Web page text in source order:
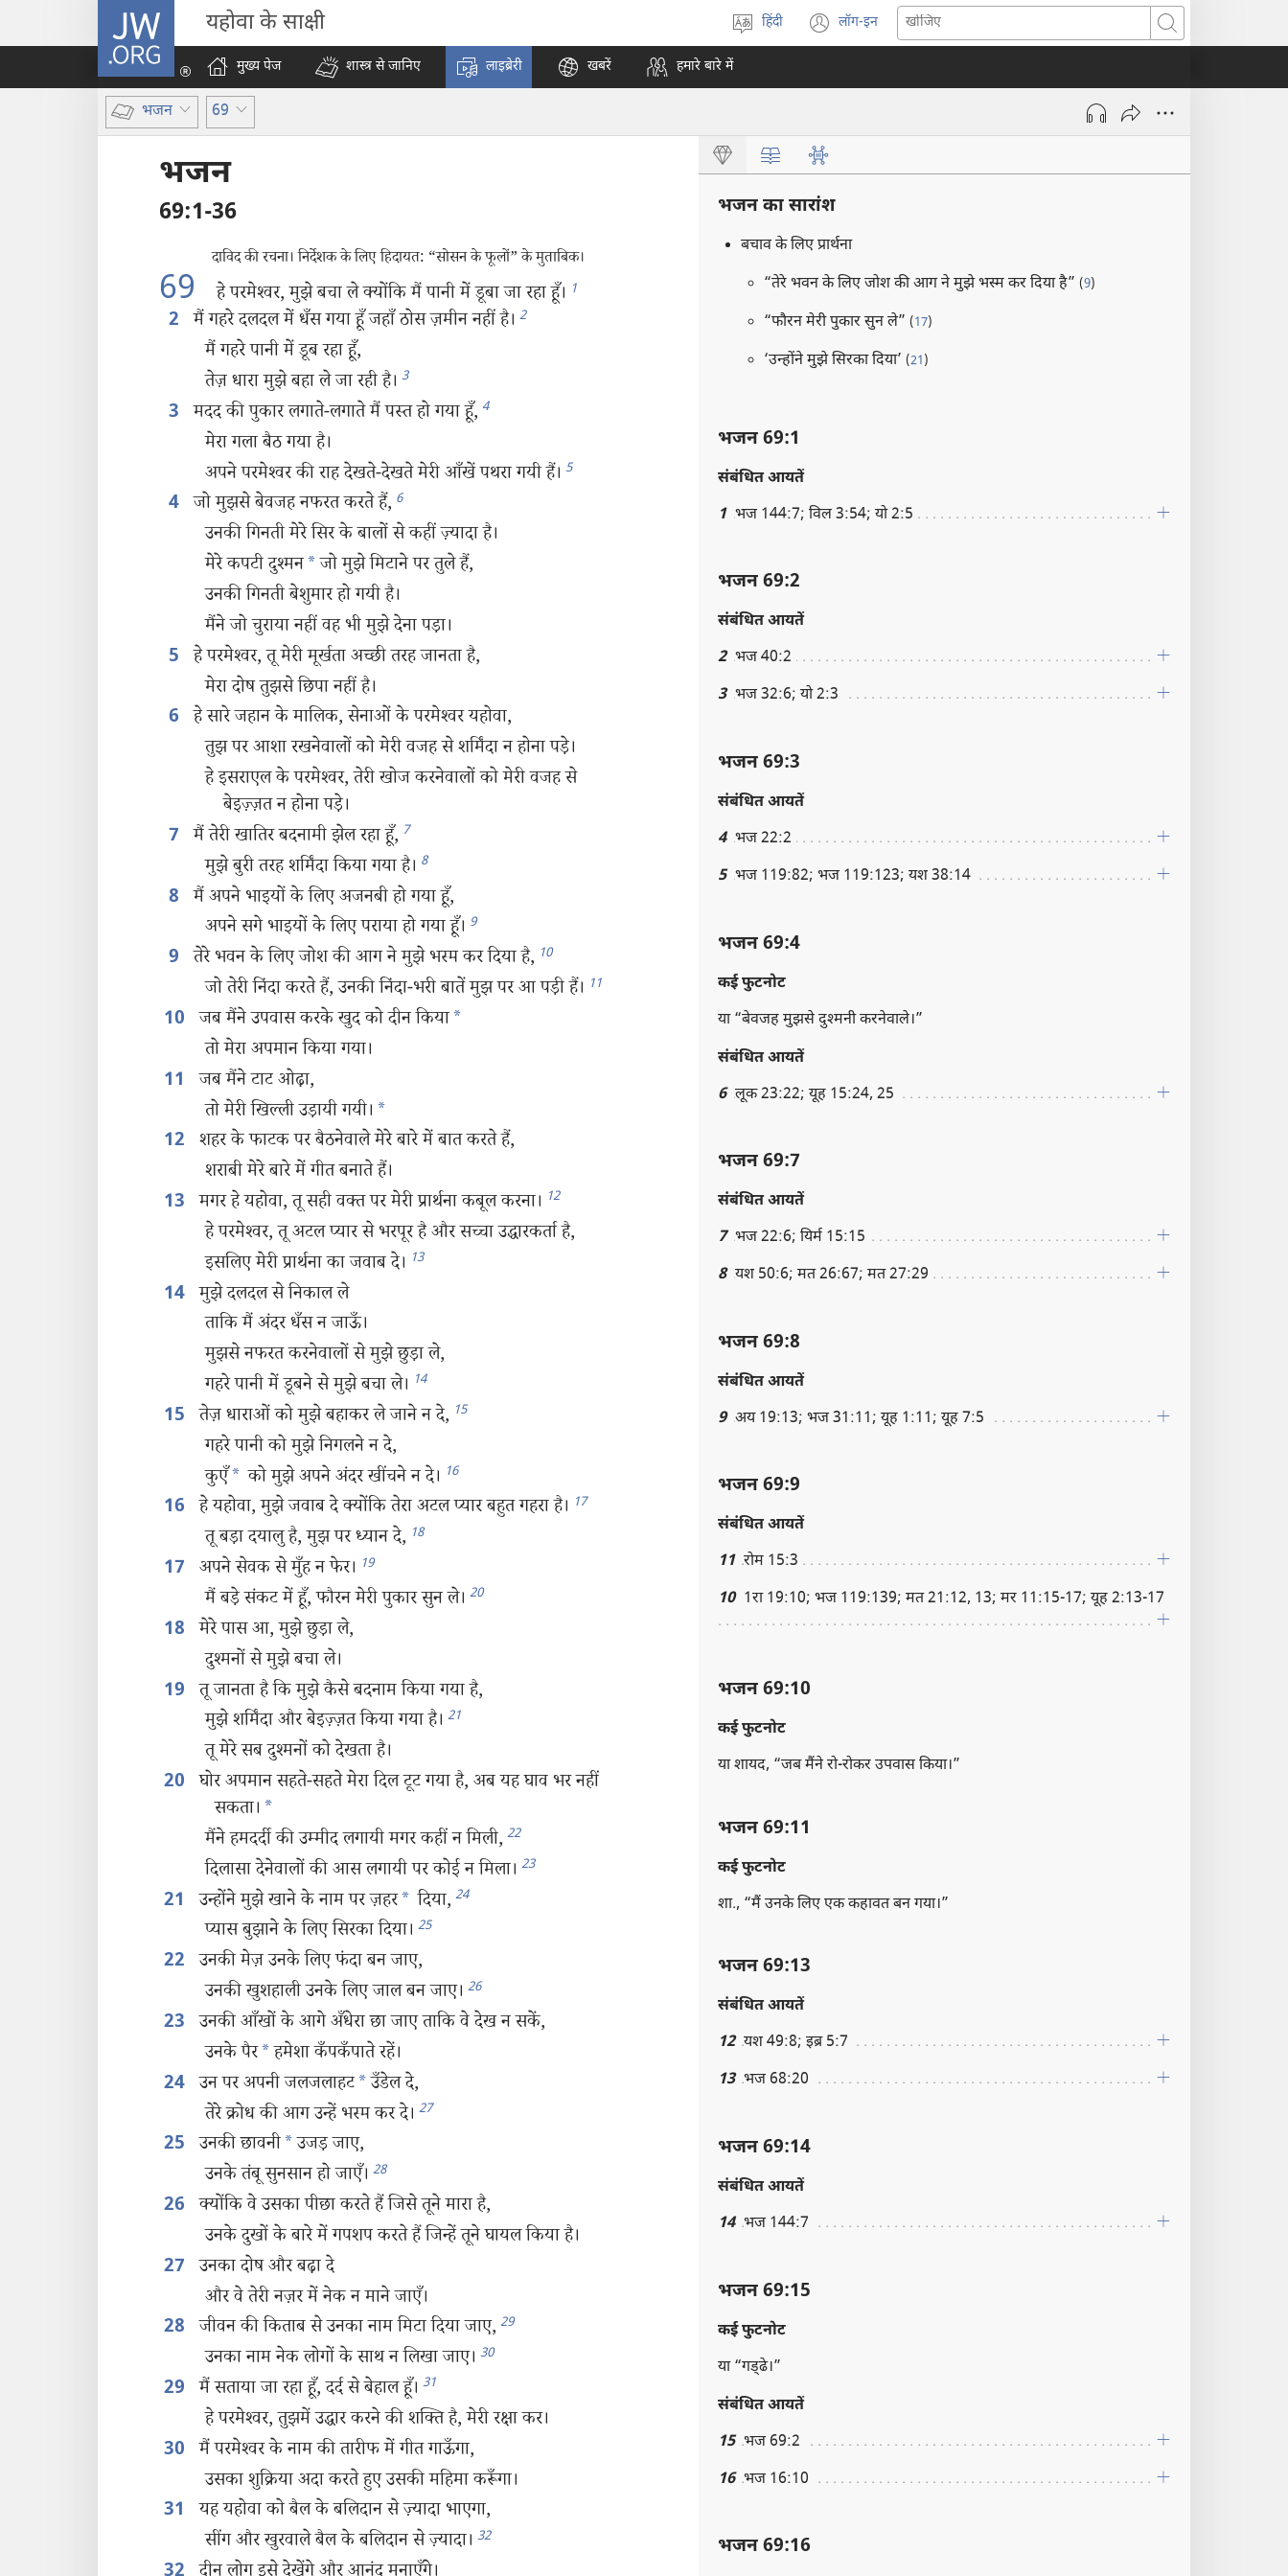
JW.ORG यहोवा के साक्षी
भाषा
चुनें
हिंदी लॉग-इन
(opens
new
खोजिए
मुख्य पेज शास्त्र से जानिए लाइब्रेरी खबरें हमारे बारे में
भजन 69
भजन
69:1-36
दाविद की रचना। निर्देशक के लिए हिदायत: “सोसन के फूलों” के मुताबिक।
69 हे परमेश्‍वर, मुझे बचा ले क्योंकि मैं पानी में डूबा जा रहा हूँ। 1
2 मैं गहरे दलदल में धँस गया हूँ जहाँ ठोस ज़मीन नहीं है। 2
मैं गहरे पानी में डूब रहा हूँ,
तेज़ धारा मुझे बहा ले जा रही है। 3
3 मदद की पुकार लगाते-लगाते मैं पस्त हो गया हूँ, 4
मेरा गला बैठ गया है।
अपने परमेश्‍वर की राह देखते-देखते मेरी आँखें पथरा गयी हैं। 5
4 जो मुझसे बेवजह नफरत करते हैं, 6
उनकी गिनती मेरे सिर के बालों से कहीं ज़्यादा है।
मेरे कपटी दुश्‍मन*जो मुझे मिटाने पर तुले हैं,
उनकी गिनती बेशुमार हो गयी है।
मैंने जो चुराया नहीं वह भी मुझे देना पड़ा।
5 हे परमेश्‍वर, तू मेरी मूर्खता अच्छी तरह जानता है,
मेरा दोष तुझसे छिपा नहीं है।
6 हे सारे जहान के मालिक, सेनाओं के परमेश्‍वर यहोवा,
तुझ पर आशा रखनेवालों को मेरी वजह से शर्मिंदा न होना पड़े।
हे इसराएल के परमेश्‍वर, तेरी खोज करनेवालों को मेरी वजह से
बेइज़्ज़त न होना पड़े।
7 मैं तेरी खातिर बदनामी झेल रहा हूँ, 7
मुझे बुरी तरह शर्मिंदा किया गया है। 8
8 मैं अपने भाइयों के लिए अजनबी हो गया हूँ,
अपने सगे भाइयों के लिए पराया हो गया हूँ। 9
9 तेरे भवन के लिए जोश की आग ने मुझे भस्म कर दिया है, 10
जो तेरी निंदा करते हैं, उनकी निंदा-भरी बातें मुझ पर आ पड़ी हैं। 11
10 जब मैंने उपवास करके खुद को दीन किया*
तो मेरा अपमान किया गया।
11
जब मैंने टाट ओढ़ा,
तो मेरी खिल्ली उड़ायी गयी। *
12
शहर के फाटक पर बैठनेवाले मेरे बारे में बात करते हैं,
शराबी मेरे बारे में गीत बनाते हैं।
13 मगर हे यहोवा, तू सही वक्‍त पर मेरी प्रार्थना कबूल करना। 12
हे परमेश्‍वर, तू अटल प्यार से भरपूर है और सच्चा उद्धारकर्ता है,
इसलिए मेरी प्रार्थना का जवाब दे। 13
14 मुझे दलदल से निकाल ले
ताकि मैं अंदर धँस न जाऊँ।
मुझसे नफरत करनेवालों से मुझे छुड़ा ले,
गहरे पानी में डूबने से मुझे बचा ले। 14
15 तेज़ धाराओं को मुझे बहाकर ले जाने न दे, 15
गहरे पानी को मुझे निगलने न दे,
कुएँ* को मुझे अपने अंदर खींचने न दे। 16
16 हे यहोवा, मुझे जवाब दे क्योंकि तेरा अटल प्यार बहुत गहरा है। 17
तू बड़ा दयालु है, मुझ पर ध्यान दे, 18
17 अपने सेवक से मुँह न फेर। 19
मैं बड़े संकट में हूँ, फौरन मेरी पुकार सुन ले। 20
18 मेरे पास आ, मुझे छुड़ा ले,
दुश्‍मनों से मुझे बचा ले।
19 तू जानता है कि मुझे कैसे बदनाम किया गया है,
मुझे शर्मिंदा और बेइज़्ज़त किया गया है। 21
तू मेरे सब दुश्‍मनों को देखता है।
20 घोर अपमान सहते-सहते मेरा दिल टूट गया है, अब यह घाव भर नहीं
सकता। *
मैंने हमदर्दी की उम्मीद लगायी मगर कहीं न मिली, 22
दिलासा देनेवालों की आस लगायी पर कोई न मिला। 23
21 उन्होंने मुझे खाने के नाम पर ज़हर* दिया, 24
प्यास बुझाने के लिए सिरका दिया। 25
22 उनकी मेज़ उनके लिए फंदा बन जाए,
उनकी खुशहाली उनके लिए जाल बन जाए। 26
23 उनकी आँखों के आगे अँधेरा छा जाए ताकि वे देख न सकें,
उनके पैर*हमेशा कँपकँपाते रहें।
24 उन पर अपनी जलजलाहट*उँडेल दे,
तेरे क्रोध की आग उन्हें भस्म कर दे। 27
25 उनकी छावनी*उजड़ जाए,
उनके तंबू सुनसान हो जाएँ। 28
26 क्योंकि वे उसका पीछा करते हैं जिसे तूने मारा है,
उनके दुखों के बारे में गपशप करते हैं जिन्हें तूने घायल किया है।
27 उनका दोष और बढ़ा दे
और वे तेरी नज़र में नेक न माने जाएँ।
28 जीवन की किताब से उनका नाम मिटा दिया जाए, 29
उनका नाम नेक लोगों के साथ न लिखा जाए। 30
29 मैं सताया जा रहा हूँ, दर्द से बेहाल हूँ। 31
हे परमेश्‍वर, तुझमें उद्धार करने की शक्‍ति है, मेरी रक्षा कर।
30 मैं परमेश्‍वर के नाम की तारीफ में गीत गाऊँगा,
उसका शुक्रिया अदा करते हुए उसकी महिमा करूँगा।
31
यह यहोवा को बैल के बलिदान से ज़्यादा भाएगा,
सींग और खुरवाले बैल के बलिदान से ज़्यादा। 32
भजन का सारांश
बचाव के लिए प्रार्थना
“तेरे भवन के लिए जोश की आग ने मुझे भस्म कर दिया है” (9)
“फौरन मेरी पुकार सुन ले” (17)
‘उन्होंने मुझे सिरका दिया’ (21)
भजन 69:1
संबंधित आयतें
1 भज 144:7; विल 3:54; यो 2:5
भजन 69:2
संबंधित आयतें
2 भज 40:2
3 भज 32:6; यो 2:3
भजन 69:3
संबंधित आयतें
4 भज 22:2
5 भज 119:82; भज 119:123; यश 38:14
भजन 69:4
कई फुटनोट
या “बेवजह मुझसे दुश्‍मनी करनेवाले।”
संबंधित आयतें
6 लूक 23:22; यूह 15:24, 25
भजन 69:7
संबंधित आयतें
7 भज 22:6; यिर्म 15:15
8 यश 50:6; मत 26:67; मत 27:29
भजन 69:8
संबंधित आयतें
9 अय 19:13; भज 31:11; यूह 1:11; यूह 7:5
भजन 69:9
संबंधित आयतें
11 रोम 15:3
10 1रा 19:10; भज 119:139; मत 21:12, 13; मर 11:15-17; यूह 2:13-17
भजन 69:10
कई फुटनोट
या शायद, “जब मैंने रो-रोकर उपवास किया।”
भजन 69:11
कई फुटनोट
शा., “मैं उनके लिए एक कहावत बन गया।”
भजन 69:13
संबंधित आयतें
12 यश 49:8; इब्र 5:7
13 भज 68:20
भजन 69:14
संबंधित आयतें
14 भज 144:7
भजन 69:15
कई फुटनोट
या “गड्‌ढे।”
संबंधित आयतें
15 भज 69:2
16 भज 16:10
भजन 69:16